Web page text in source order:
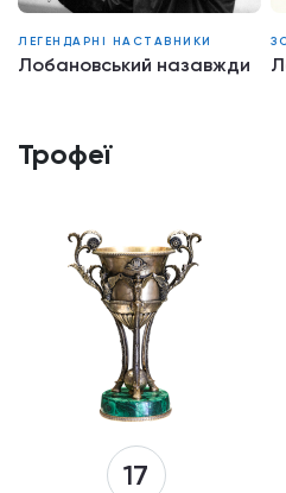
ЛЕГЕНДАРНІ НАСТАВНИКИ
Лобановський назавжди
Трофеї
17